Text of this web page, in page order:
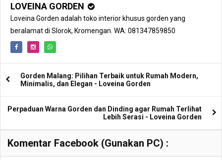
LOVEINA GORDEN
Loveina Gorden adalah toko interior khusus gorden yang
beralamat di Slorok, Kromengan. WA: 081347859850
Gorden Malang: Pilihan Terbaik untuk Rumah Modern,
Minimalis, dan Elegan - Loveina Gorden
Perpaduan Warna Gorden dan Dinding agar Rumah Terlihat
Lebih Serasi - Loveina Gorden
Komentar Facebook (Gunakan PC) :